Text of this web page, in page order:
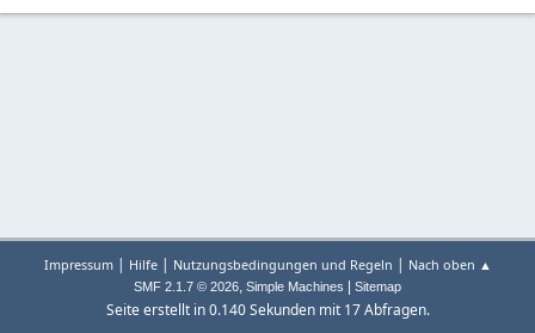
Impressum| Hilfe| Nutzungsbedingungen und Regeln | Nach oben ▲
SMF 2.1.7 © 2026, Simple Machines Sitemap
Seite erstellt in 0.140 Sekunden mit 17 Abfragen.